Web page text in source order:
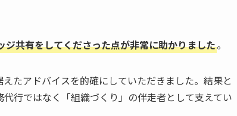
ジ共有をしてくださった点が非常に助かりました。
たアドバイスを的確にしていただきました。結果と
行ではなく「組織づくり」の伴走者として支えてい